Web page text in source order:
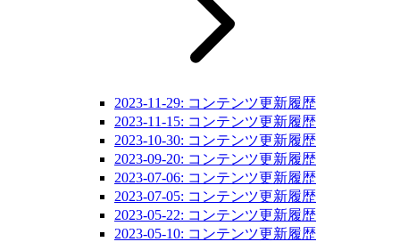
2023-11-29: コンテンツ更新履歴
2023-11-15: コンテンツ更新履歴
2023-10-30: コンテンツ更新履歴
2023-09-20: コンテンツ更新履歴
2023-07-06: コンテンツ更新履歴
2023-07-05: コンテンツ更新履歴
2023-05-22: コンテンツ更新履歴
2023-05-10: コンテンツ更新履歴